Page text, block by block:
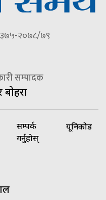
२०७८/७९
सम्पादक
सम्पर्क
गर्नुहोस्
यूनिकोड